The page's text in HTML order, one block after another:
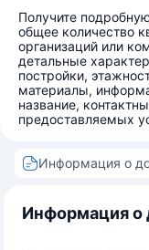
Получите
общее количество
организаций или
детальные
постройки,
материалы,
название,
предоставляемых
Информация о
Информация о